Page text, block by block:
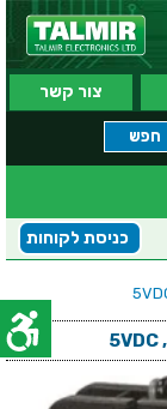
צור קשר
כניסת לקוחות